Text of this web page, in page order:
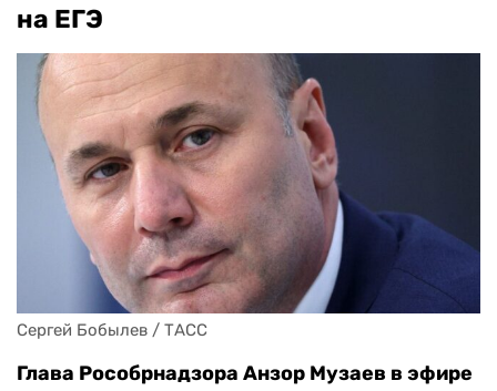
на ЕГЭ
Сергей Бобылев / ТАСС
Глава Рособрнадзора Анзор Музаев в эфире